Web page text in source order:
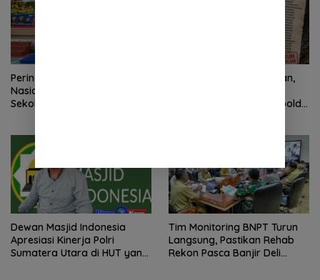
Peringatan Hari Anak
Nasional 2026 di Sejumlah
Sekolah Belum Sesuai
2 Minggu Tanpa Jawaban,
Gelar Aksi Damai Di Mapolda
Hermawan Bersikap Tegas .
Dewan Masjid Indonesia
Apresiasi Kinerja Polri
Sumatera Utara di HUT yang
Tim Monitoring BNPT Turun
Langsung, Pastikan Rehab
Rekon Pasca Banjir Deli